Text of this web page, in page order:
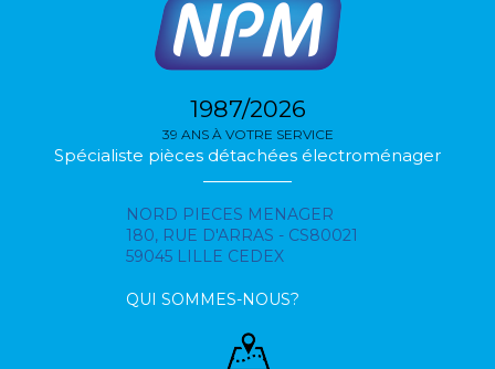
1987/2026
39 ANS À VOTRE SERVICE
Spécialiste pièces détachées électroménager
NORD PIECES MENAGER
180, RUE D'ARRAS - CS80021
59045 LILLE CEDEX
QUI SOMMES-NOUS?